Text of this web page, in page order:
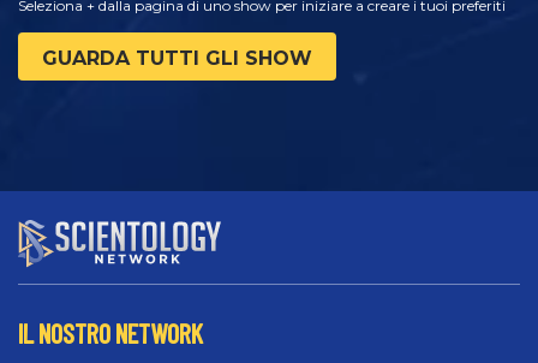
Seleziona + dalla pagina di uno show per iniziare a creare i tuoi preferiti
GUARDA TUTTI GLI SHOW
IL NOSTRO NETWORK